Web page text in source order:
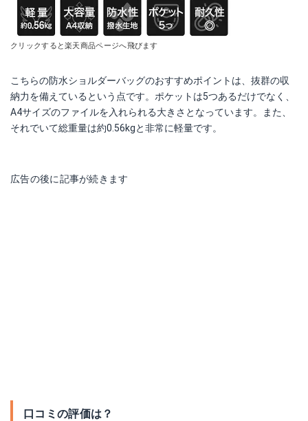
クリックすると楽天商品ページへ飛びます
こちらの防水ショルダーバッグのおすすめポイントは、抜群の収
納力を備えているという点です。ポケットは5つあるだけでなく、
A4サイズのファイルを入れられる大きさとなっています。また、
それでいて総重量は約0.56kgと非常に軽量です。
広告の後に記事が続きます
口コミの評価は？